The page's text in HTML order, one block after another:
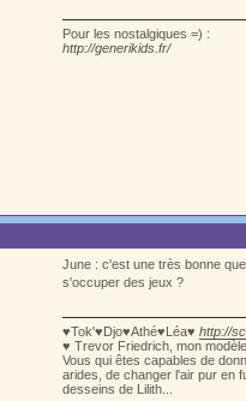
Pour les nostalgiques =) :
http://generikids.fr/
June : c'est une très bonne
s'occuper des jeux ?
♥Tok'♥Djo♥Athé♥Léa♥ http://
♥ Trevor Friedrich, mon
Vous qui êtes capables de
arides, de changer l'air pur en
desseins de Lilith...